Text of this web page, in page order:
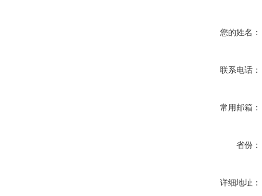
您的姓名：
联系电话：
常用邮箱：
省份：
详细地址：